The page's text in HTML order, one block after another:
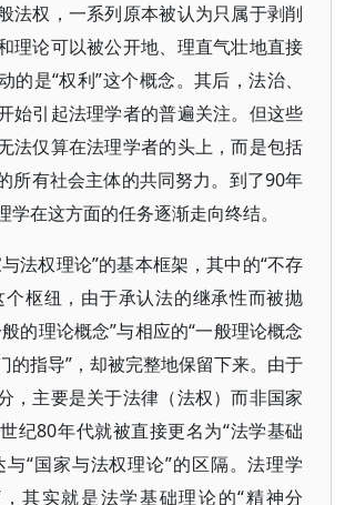
法权，一系列原本被认为只属于剥削
理论可以被公开地、理直气壮地直接
的是“权利”这个概念。其后，法治、
始引起法理学者的普遍关注。但这些
法仅算在法理学者的头上，而是包括
所有社会主体的共同努力。到了90年
学在这方面的任务逐渐走向终结。
法权理论”的基本框架，其中的“不存
个枢纽，由于承认法的继承性而被抛
的理论概念”与相应的“一般理论概念
的指导”，却被完整地保留下来。由于
，主要是关于法律（法权）而非国家
纪80年代就被直接更名为“法学基础
与“国家与法权理论”的区隔。法理学
其实就是法学基础理论的“精神分